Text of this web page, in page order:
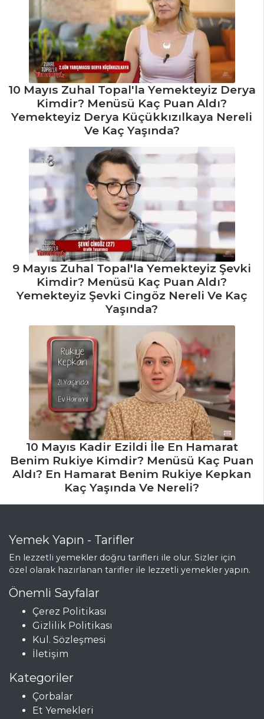
10 Mayıs Zuhal Topal'la Yemekteyiz Derya
Kimdir? Menüsü Kaç Puan Aldı?
Yemekteyiz Derya Küçükkızılkaya Nereli
Ve Kaç Yaşında?
9 Mayıs Zuhal Topal'la Yemekteyiz Şevki
Kimdir? Menüsü Kaç Puan Aldı?
Yemekteyiz Şevki Cingöz Nereli Ve Kaç
Yaşında?
10 Mayıs Kadir Ezildi İle En Hamarat
Benim Rukiye Kimdir? Menüsü Kaç Puan
Aldı? En Hamarat Benim Rukiye Kepkan
Kaç Yaşında Ve Nereli?
Yemek Yapın - Tarifler
En lezzetli yemekler doğru tarifleri ile olur. Sizler için
özel olarak hazırlanan tarifler ile lezzetli yemekler yapın.
Önemli Sayfalar
Çerez Politikası
Gizlilik Politikası
Kul. Sözleşmesi
İletişim
Kategoriler
Çorbalar
Et Yemekleri